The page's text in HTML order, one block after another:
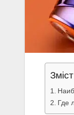
Зміст
Где